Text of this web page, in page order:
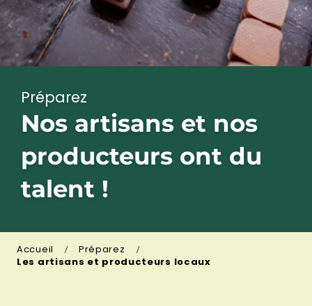
Préparez
Nos artisans et nos
producteurs ont du
talent !
Accueil
Préparez
Les artisans et producteurs locaux